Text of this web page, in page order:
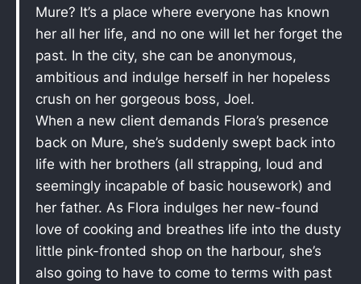
Mure? It’s a place where everyone has known
her all her life, and no one will let her forget the
past. In the city, she can be anonymous,
ambitious and indulge herself in her hopeless
crush on her gorgeous boss, Joel.
When a new client demands Flora’s presence
back on Mure, she’s suddenly swept back into
life with her brothers (all strapping, loud and
seemingly incapable of basic housework) and
her father. As Flora indulges her new-found
love of cooking and breathes life into the dusty
little pink-fronted shop on the harbour, she’s
also going to have to come to terms with past